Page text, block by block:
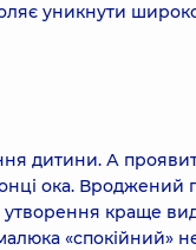
уникнути
дитини. А
ока. Вроджений
утворення краще
«спокійний»